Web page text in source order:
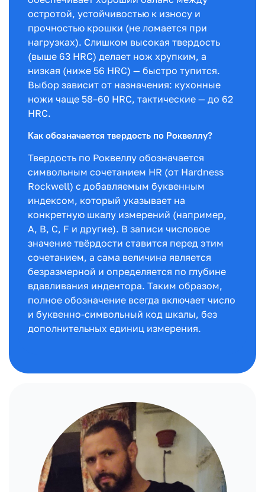
остротой, устойчивостью к износу и
прочностью крошки (не ломается при
нагрузках). Слишком высокая твердость
(выше 63 HRC) делает нож хрупким, а
низкая (ниже 56 HRC) — быстро тупится.
Выбор зависит от назначения: кухонные
ножи чаще 58–60 HRC, тактические — до 62
HRC.
Как обозначается твердость по Роквеллу?
Твердость по Роквеллу обозначается
символьным сочетанием HR (от Hardness
Rockwell) с добавляемым буквенным
индексом, который указывает на
конкретную шкалу измерений (например,
A, B, C, F и другие). В записи числовое
значение твёрдости ставится перед этим
сочетанием, а сама величина является
безразмерной и определяется по глубине
вдавливания индентора. Таким образом,
полное обозначение всегда включает число
и буквенно-символьный код шкалы, без
дополнительных единиц измерения.